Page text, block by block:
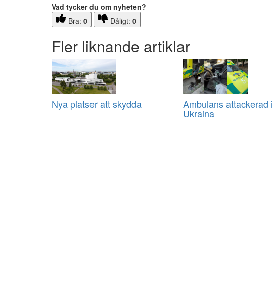
Vad tycker du om nyheten?
Bra: 0 Dåligt: 0
Fler liknande artiklar
Nya platser att skydda Ambulans attackerad i
Ukraina